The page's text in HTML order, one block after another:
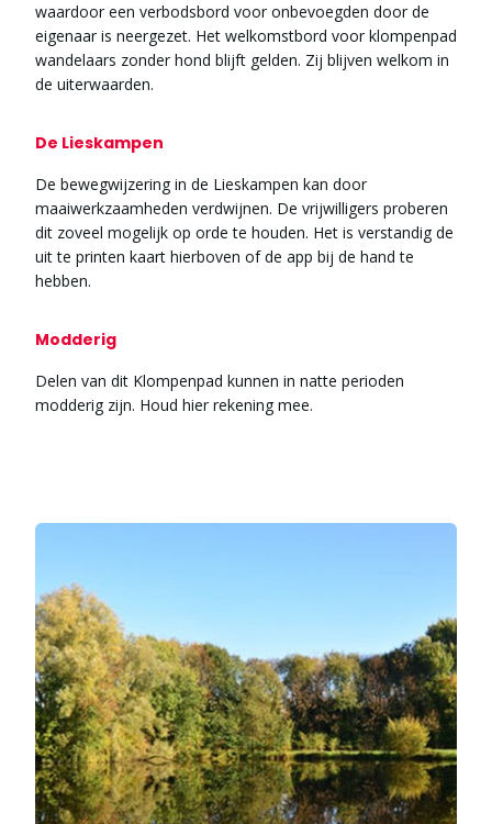
waardoor een verbodsbord voor onbevoegden door de
eigenaar is neergezet. Het welkomstbord voor klompenpad
wandelaars zonder hond blijft gelden. Zij blijven welkom in
de uiterwaarden.
De Lieskampen
De bewegwijzering in de Lieskampen kan door
maaiwerkzaamheden verdwijnen. De vrijwilligers proberen
dit zoveel mogelijk op orde te houden. Het is verstandig de
uit te printen kaart hierboven of de app bij de hand te
hebben.
Modderig
Delen van dit Klompenpad kunnen in natte perioden
modderig zijn. Houd hier rekening mee.